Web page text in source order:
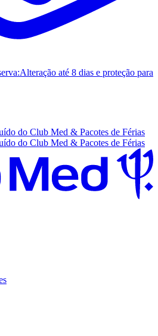
Alteração até 8 dias e proteção para
do Club Med & Pacotes de Férias
do Club Med & Pacotes de Férias